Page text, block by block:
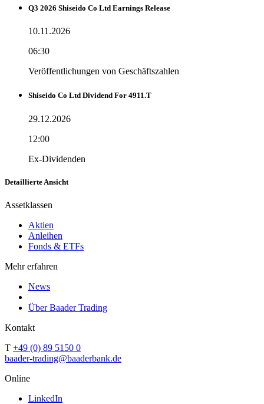
Q3 2026 Shiseido Co Ltd Earnings Release
10.11.2026
06:30
Veröffentlichungen von Geschäftszahlen
Shiseido Co Ltd Dividend For 4911.T
29.12.2026
12:00
Ex-Dividenden
Detaillierte Ansicht
Assetklassen
Aktien
Anleihen
Fonds & ETFs
Mehr erfahren
News
Über Baader Trading
Kontakt
T +49 (0) 89 5150 0
baader-trading@baaderbank.de
Online
LinkedIn